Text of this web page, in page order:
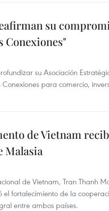
su
Conexiones"
su Asociación
para comercio,
de Vietnam
Malasia
de Vietnam, Tran Thanh
fortalecimiento de la
entre ambos países.